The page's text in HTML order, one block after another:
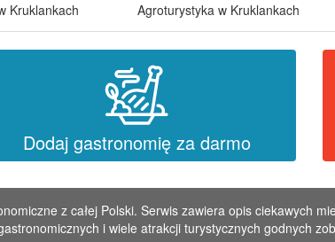
Kruklankach Agroturystyka w Kruklankach
Dodaj gastronomię za darmo
z całej Polski. Serwis zawiera opis ciekawych
i wiele atrakcji turystycznych godnych